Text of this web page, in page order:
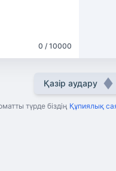
0 / 10000
Қазір аудару
түрде біздің Құпиялық